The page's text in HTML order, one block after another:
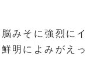
みそに強烈にイ
明によみがえっ